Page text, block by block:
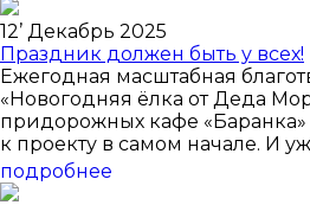
12’ Декабрь 2025
Праздник должен быть у всех!
Ежегодная масштабная
«Новогодняя ёлка от Деда
придорожных кафе
к проекту в самом начале. И
подробнее